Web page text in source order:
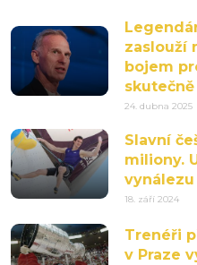
zaslouží
bojem
24. dubna 2025
Slavní
miliony.
vynálezu
18. září 2024
Trenéři
v Praze